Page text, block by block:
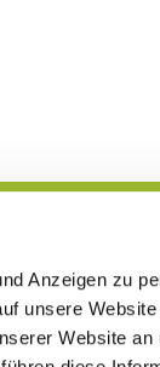
Anzeigen zu
unsere
Website